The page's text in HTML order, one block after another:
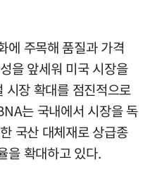
에 주목해 품질과 가격
을 앞세워 미국 시장을
시장 확대를 점진적으로
는 국내에서 시장을 독
국산 대체재로 상급종
을 확대하고 있다.